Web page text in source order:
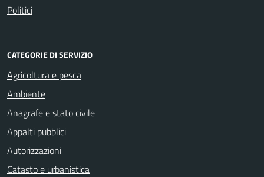
Politici
CATEGORIE DI SERVIZIO
Agricoltura e pesca
Ambiente
Anagrafe e stato civile
Appalti pubblici
Autorizzazioni
Catasto e urbanistica